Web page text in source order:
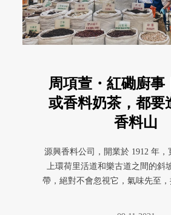
周項萱・紅磡廚事
或香料奶茶，都要
香料山
源興香料公司，開業於 1912 年，
上環荷里活道和樂古道之間的斜
帶，絕對不會忽視它，氣味先至